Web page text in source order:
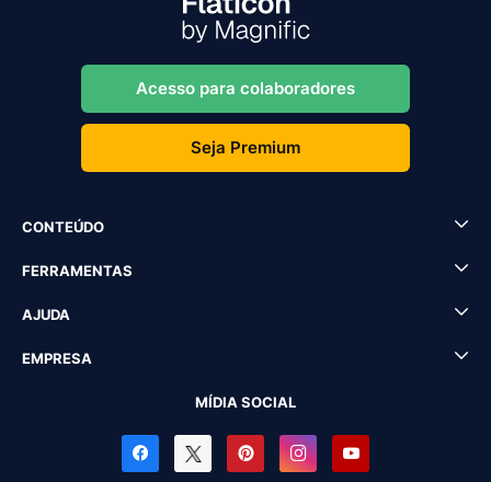
Acesso para colaboradores
Seja Premium
CONTEÚDO
FERRAMENTAS
AJUDA
EMPRESA
MÍDIA SOCIAL